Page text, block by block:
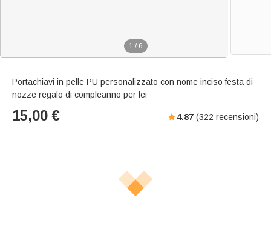
1 / 6
Portachiavi in pelle PU personalizzato con nome inciso festa di
nozze regalo di compleanno per lei
15,00 € 4.87 (322 recensioni)